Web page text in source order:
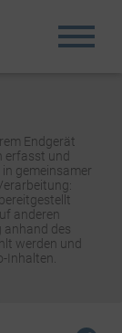
Endgerät
erfasst und
gemeinsamer
anderen
anhand des
werden und
Inhalten.